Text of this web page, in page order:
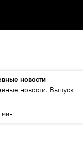
новости
новости. Выпуск
мин